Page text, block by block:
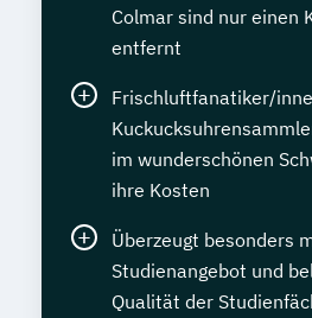
Colmar sind nur einen
entfernt
Frischluftfanatiker/
im wunderschönen
ihre Kosten
Überzeugt besonders
Studienangebot und
Qualität der